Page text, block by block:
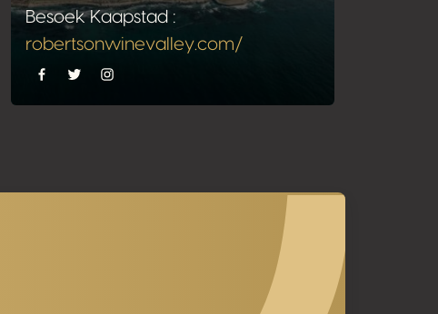
Besoek Kaapstad :
robertsonwinevalley.com/